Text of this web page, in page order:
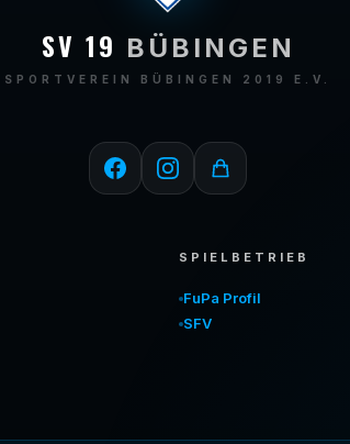
SV 19 BÜBINGEN
SPORTVEREIN BÜBINGEN 2019 E.V.
SPIELBETRIEB
FuPa Profil
SFV